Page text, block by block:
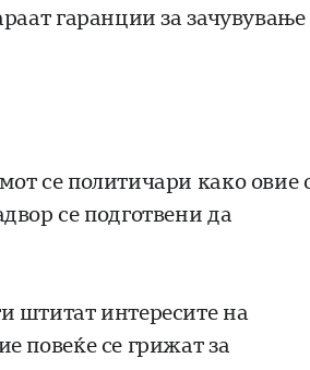
гаранции за
се политичари како овие
се подготвени да
штитат интересите на
повеќе се грижат за